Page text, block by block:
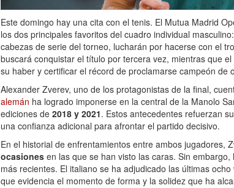
Este domingo hay una cita con el tenis. El Mutua Madrid
los dos principales favoritos del cuadro individual masculino:
cabezas de serie del torneo, lucharán por hacerse con el
buscará conquistar el título por tercera vez, mientras que
su haber y certificar el récord de proclamarse campeón de
Alexander Zverev, uno de los protagonistas de la final,
alemán ha logrado imponerse en la central de la Manolo
ediciones de 2018 y 2021. Estos antecedentes refuerzan
una confianza adicional para afrontar el partido decisivo.
En el historial de enfrentamientos entre ambos jugadores,
ocasiones en las que se han visto las caras. Sin
más recientes. El italiano se ha adjudicado las últimas
que evidencia el momento de forma y la solidez que ha